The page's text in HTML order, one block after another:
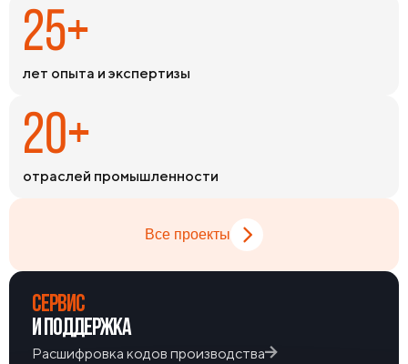
25+
лет опыта и экспертизы
20+
отраслей промышленности
Все проекты
СЕРВИС
И ПОДДЕРЖКА
Расшифровка кодов производства